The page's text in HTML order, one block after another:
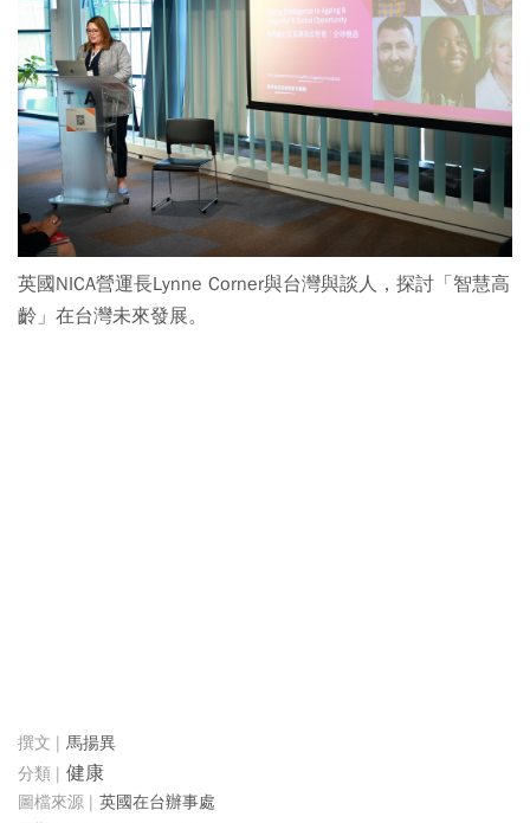
英國NICA營運長Lynne Corner與台灣與談人，探討「智慧高
齡」在台灣未來發展。
馬揚異
健康
英國在台辦事處